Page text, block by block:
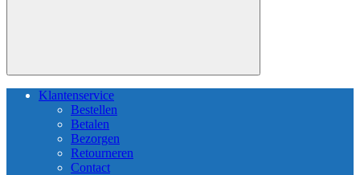
Klantenservice
Bestellen
Betalen
Bezorgen
Retourneren
Contact